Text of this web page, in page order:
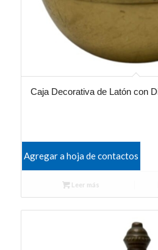
Caja Decorativa de Latón con
Agregar a hoja de contactos
Leer más